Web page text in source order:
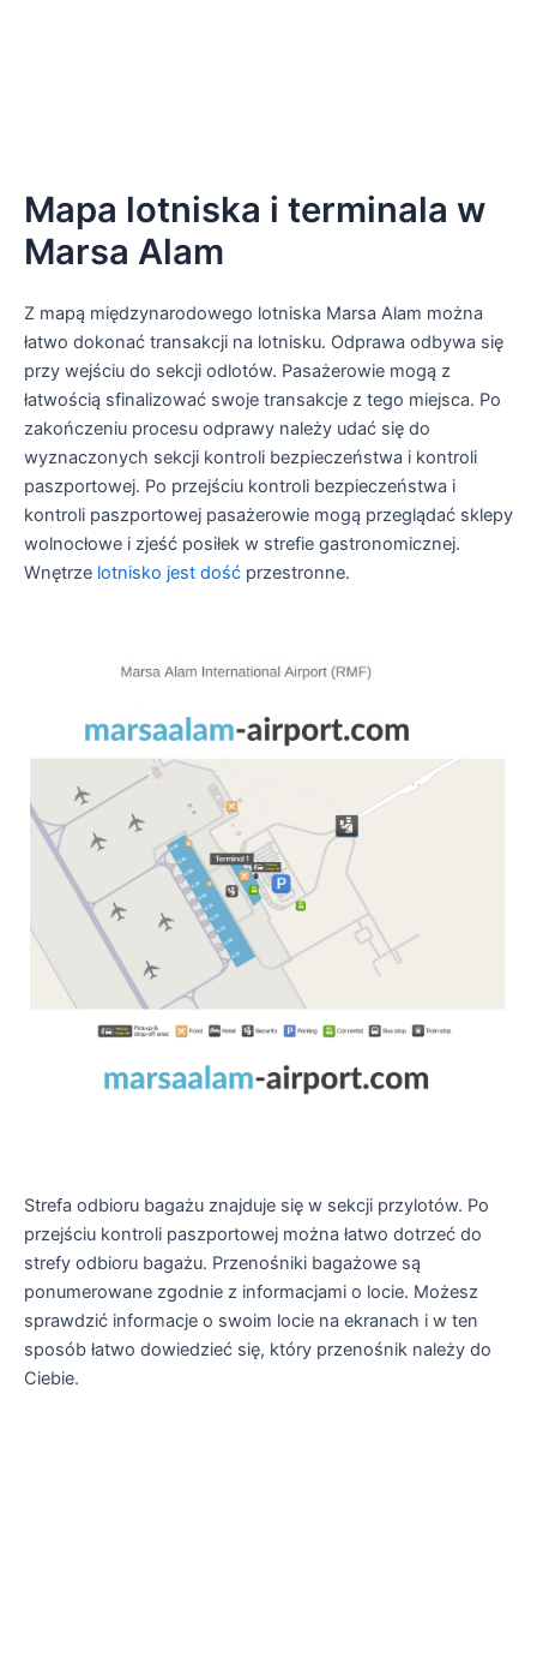
Mapa lotniska i terminala w
Marsa Alam
Z mapą międzynarodowego lotniska Marsa Alam można
łatwo dokonać transakcji na lotnisku. Odprawa odbywa się
przy wejściu do sekcji odlotów. Pasażerowie mogą z
łatwością sfinalizować swoje transakcje z tego miejsca. Po
zakończeniu procesu odprawy należy udać się do
wyznaczonych sekcji kontroli bezpieczeństwa i kontroli
paszportowej. Po przejściu kontroli bezpieczeństwa i
kontroli paszportowej pasażerowie mogą przeglądać sklepy
wolnocłowe i zjeść posiłek w strefie gastronomicznej.
Wnętrze lotnisko jest dość przestronne.
Strefa odbioru bagażu znajduje się w sekcji przylotów. Po
przejściu kontroli paszportowej można łatwo dotrzeć do
strefy odbioru bagażu. Przenośniki bagażowe są
ponumerowane zgodnie z informacjami o locie. Możesz
sprawdzić informacje o swoim locie na ekranach i w ten
sposób łatwo dowiedzieć się, który przenośnik należy do
Ciebie.